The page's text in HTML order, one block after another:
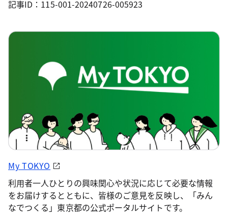
記事ID：115-001-20240726-005923
My TOKYO
利用者一人ひとりの興味関心や状況に応じて必要な情報
をお届けするとともに、皆様のご意見を反映し、「みん
なでつくる」東京都の公式ポータルサイトです。